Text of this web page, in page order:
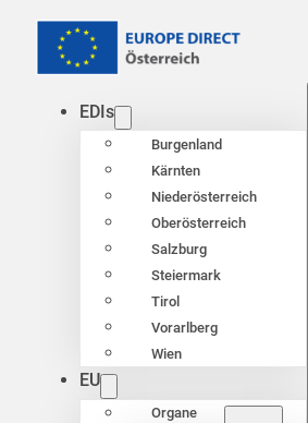
EDIs
Burgenland
Kärnten
Niederösterreich
Oberösterreich
Salzburg
Steiermark
Tirol
Vorarlberg
Wien
EU
Organe